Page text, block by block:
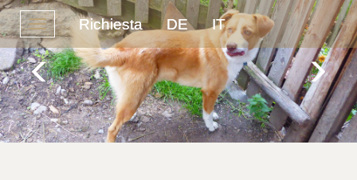
Toggle
navigation
Richiesta DE IT